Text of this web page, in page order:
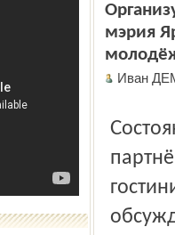
мэрия
Иван
Состояние и перспективы развития гостиничной отрасли,